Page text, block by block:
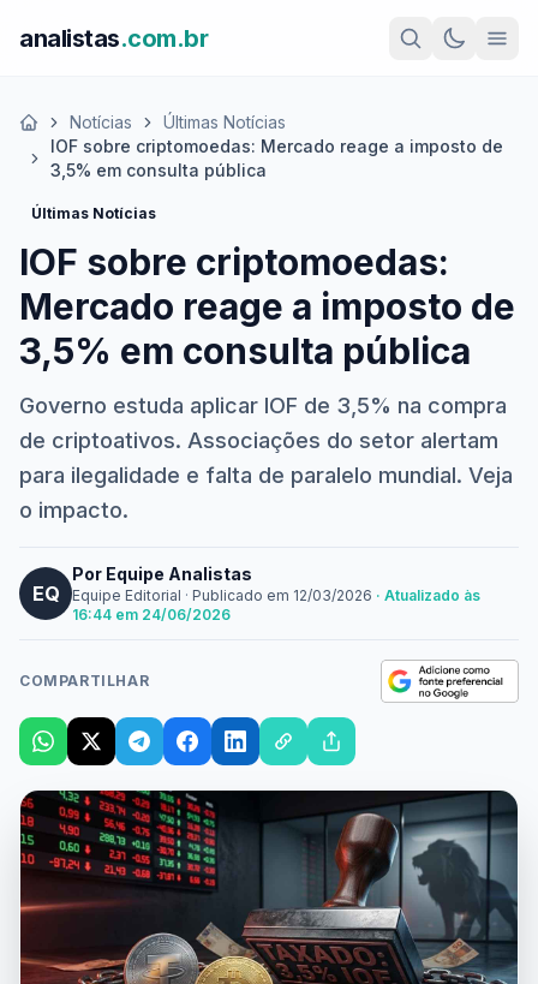
analistas.com.br
Início Notícias
Últimas Notícias
IOF sobre criptomoedas: Mercado reage a imposto de
3,5% em consulta pública
Últimas Notícias
IOF sobre criptomoedas:
Mercado reage a imposto de
3,5% em consulta pública
Governo estuda aplicar IOF de 3,5% na compra
de criptoativos. Associações do setor alertam
para ilegalidade e falta de paralelo mundial. Veja
o impacto.
EQ
Por Equipe Analistas
Equipe Editorial · Publicado em 12/03/2026 · Atualizado às
16:44 em 24/06/2026
COMPARTILHAR